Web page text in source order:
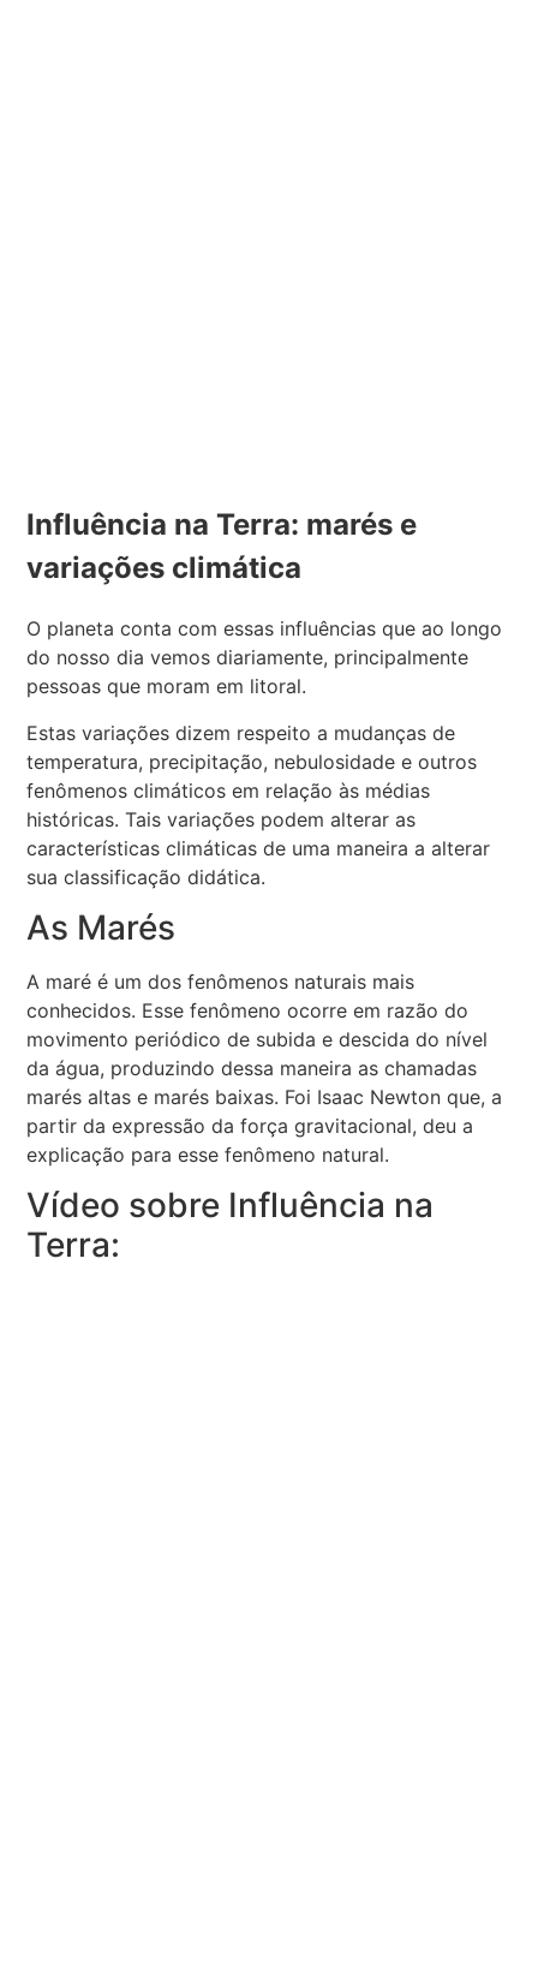
Influência na Terra: marés e
variações climática
O planeta conta com essas influências que ao longo
do nosso dia vemos diariamente, principalmente
pessoas que moram em litoral.
Estas variações dizem respeito a mudanças de
temperatura, precipitação, nebulosidade e outros
fenômenos climáticos em relação às médias
históricas. Tais variações podem alterar as
características climáticas de uma maneira a alterar
sua classificação didática.
As Marés
A maré é um dos fenômenos naturais mais
conhecidos. Esse fenômeno ocorre em razão do
movimento periódico de subida e descida do nível
da água, produzindo dessa maneira as chamadas
marés altas e marés baixas. Foi Isaac Newton que, a
partir da expressão da força gravitacional, deu a
explicação para esse fenômeno natural.
Vídeo sobre Influência na
Terra: